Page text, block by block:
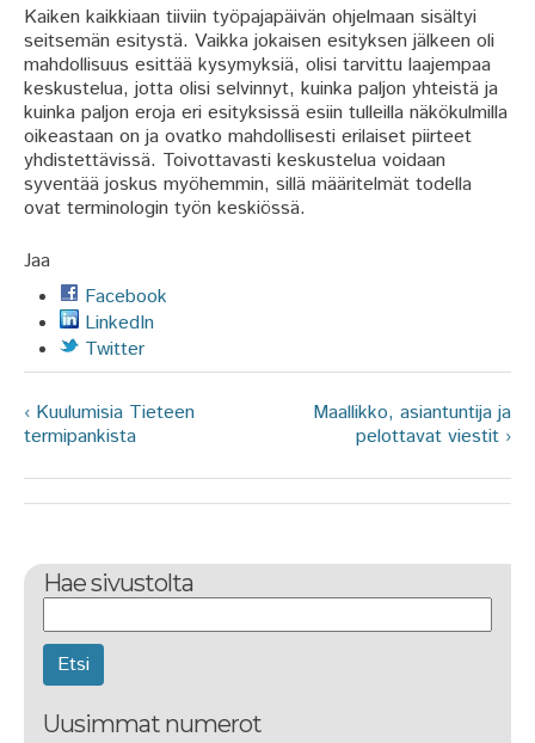
Kaiken kaikkiaan tiiviin työpajapäivän ohjelmaan sisältyi
seitsemän esitystä. Vaikka jokaisen esityksen jälkeen oli
mahdollisuus esittää kysymyksiä, olisi tarvittu laajempaa
keskustelua, jotta olisi selvinnyt, kuinka paljon yhteistä ja
kuinka paljon eroja eri esityksissä esiin tulleilla näkökulmilla
oikeastaan on ja ovatko mahdollisesti erilaiset piirteet
yhdistettävissä. Toivottavasti keskustelua voidaan
syventää joskus myöhemmin, sillä määritelmät todella
ovat terminologin työn keskiössä.
Jaa
Facebook
LinkedIn
Twitter
‹ Kuulumisia Tieteen
termipankista
Maallikko, asiantuntija ja
pelottavat viestit ›
Hae sivustolta
Uusimmat numerot